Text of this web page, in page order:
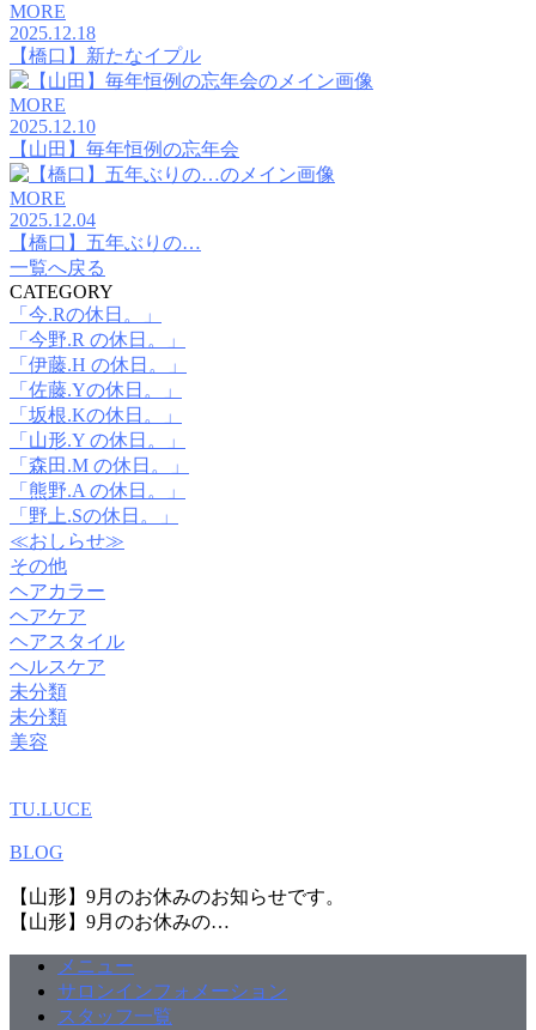
MORE
2025.12.18
【橋口】新たなイプル
MORE
2025.12.10
【山田】毎年恒例の忘年会
MORE
2025.12.04
【橋口】五年ぶりの…
一覧へ戻る
CATEGORY
「今.Rの休日。」
「今野.R の休日。」
「伊藤.H の休日。」
「佐藤.Yの休日。」
「坂根.Kの休日。」
「山形.Y の休日。」
「森田.M の休日。」
「熊野.A の休日。」
「野上.Sの休日。」
≪おしらせ≫
その他
ヘアカラー
ヘアケア
ヘアスタイル
ヘルスケア
未分類
未分類
美容
TU.LUCE
BLOG
【山形】9月のお休みのお知らせです。
【山形】9月のお休みの…
メニュー
サロンインフォメーション
スタッフ一覧